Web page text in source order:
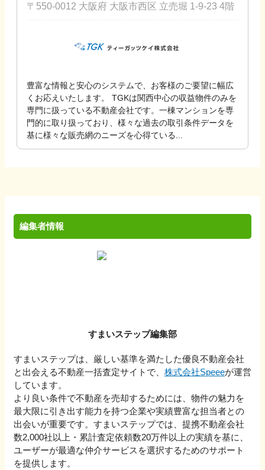
〒550-0012 大阪府 大阪市西区 立売堀 1-9-23 4階
豊富な情報と安心のシステムで、お客様のご要望に幅広
くお応えいたします。 TGKは関西中心の収益物件のみを
専門に扱っている不動産会社です。一棟マンションを専
門的に取り扱っており、様々な過去の取引条件データを
基に様々な販売網のニーズを心得ている...
編集者情報
すまいステップ編集部
すまいステップは、厳しい基準を満たした優良不動産会社
と出会える不動産一括査定サイトで、 株式会社Speeeが運営
しています。
より良い条件で不動産を売却するためには、物件の魅力を
最大限に引き出す能力を持つ企業や実績豊富な担当者との
出会いが重要です。すまいステップでは、提携不動産会社
数2,000社以上・累計査定依頼数20万件以上の実績を基に、
ユーザーが最適な仲介サービスを選択するためのサポート
を提供します。